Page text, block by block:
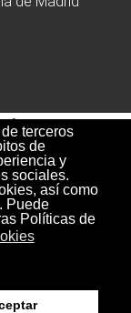
terceros
de
y
sociales.
así como
Puede
Políticas de